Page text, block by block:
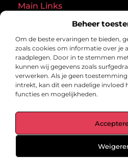
Beheer
Om de beste ervaringen te bieden,
zoals cookies om informatie over je
raadplegen. Door in te stemmen
kunnen wij gegevens zoals
verwerken. Als je geen
intrekt, kan dit een nadelige invloed
functies en mogelijkheden.
Main Links
inspirerende
Ontdek blogs en artikelen over alles
maakt.